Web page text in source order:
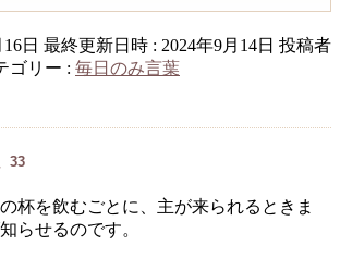
日 最終更新日時 : 2024年9月14日 投稿者
ゴリー : 毎日のみ言葉
33
杯を飲むごとに、主が来られるときま
らせるのです。